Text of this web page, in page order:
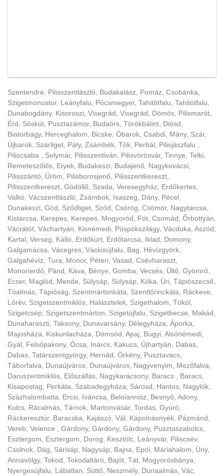
Szentendre, Pilisszentlászló, Budakalász, Pomáz, Csobánka,
Szigetmonostor, Leányfalu, Pócsmegyer, Tahitótfalu, Tahitótfalu,
Dunabogdány, Kisoroszi, Visegrád, Visegrád, Dömös, Pilismarót,
Érd, Sóskút, Pusztazámor, Budaörs, Törökbálint, Diósd,
Biatorbágy, Herceghalom, Bicske, Óbarok, Csabdi, Mány, Szár,
Újbarok, Szárliget, Páty, Zsámbék, Tök, Perbál, Pilisjászfalu ,
Piliscsaba , Solymár, Pilisszentiván, Pilisvörösvár, Tinnye, Telki,
Remeteszőlős, Etyek, Budakeszi, Budajenő, Nagykovácsi,
Pilisszántó, Üröm, Pilisborosjenő, Pilisszentkereszt,
Pilisszentkereszt, Gödöllő, Szada, Veresegyház, Erdőkertes,
Valkó, Vácszentlászló, Zsámbok, Isaszeg, Dány, Pécel,
Dunakeszi, Göd, Sződliget, Sződ, Csörög, Csömör, Nagytarcsa,
Kistarcsa, Kerepes, Kerepes, Mogyoród, Fót, Csomád, Őrbottyán,
Vácrátót, Váchartyán, Kisnémedi, Püspökszilágy, Vácduka, Aszód,
Kartal, Verseg, Kálló, Erdőkürt, Erdőtarcsa, Iklad, Domony,
Galgamácsa, Vácegres, Váckisújfalu, Bag, Hévízgyörk,
Galgahévíz, Tura, Monor, Péteri, Vasad, Csévharaszt,
Monorierdő, Pánd, Káva, Bénye, Gomba, Vecsés, Üllő, Gyömrő,
Ecser, Maglód, Mende, Sülysáp, Sülysáp, Kóka, Úri, Tápiószecső,
Tóalmás, Tápióság, Szentmártonkáta, Szentlőrinckáta, Ráckeve,
Lórév, Szigetszentmiklós, Halásztelek, Szigethalom, Tököl,
Szigetcsép, Szigetszentmárton, Szigetújfalu, Szigetbecse, Makád,
Dunaharaszti, Taksony, Dunavarsány, Délegyháza, Áporka,
Majosháza, Kiskunlacháza, Dömsöd, Apaj, Bugyi, Alsónémedi,
Gyál, Felsőpakony, Ócsa, Inárcs, Kakucs, Újhartyán, Dabas,
Dabas, Tatárszentgyörgy, Hernád, Örkény, Pusztavacs,
Táborfalva, Dunaújváros, Dunaújváros, Nagyvenyim, Mezőfalva,
Daruszentmiklós, Előszállás, Nagykarácsony, Baracs , Baracs,
Kisapostag, Perkáta, Szabadegyháza, Sárosd, Hantos, Nagylók,
Százhalombatta, Ercsi, Iváncsa, Beloiannisz, Besnyő, Adony,
Kulcs, Rácalmás, Tárnok, Martonvásár, Tordas, Gyúró,
Ráckeresztúr, Baracska, Kajászó, Vál, Kápolnásnyék, Pázmánd,
Vereb, Velence , Gárdony, Gárdony, Gárdony, Pusztaszabolcs,
Esztergom, Esztergom, Dorog, Kesztölc, Leányvár, Piliscsév,
Csolnok, Dág, Sárisáp, Nagysáp, Bajna, Epöl, Máriahalom, Úny,
Annavölgy, Tokod, Tokodaltáró, Bajót, Tát, Mogyorósbánya,
Nyergesújfalu, Lábatlan, Süttő, Neszmély, Dunaalmás, Vác,